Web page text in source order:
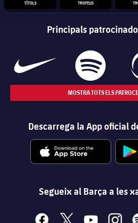
TÍTOLS TROFEUS
Principals
MOSTRA TOTS ELS
Descarrega la App oficial
Segueix al Barça a les
facebook
x youtube